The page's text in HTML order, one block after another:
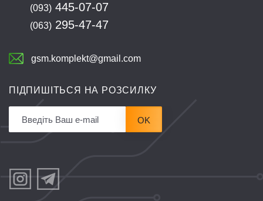
(093) 445-07-07
(063) 295-47-47
gsm.komplekt@gmail.com
ПІДПИШІТЬСЯ НА РОЗСИЛКУ
OK